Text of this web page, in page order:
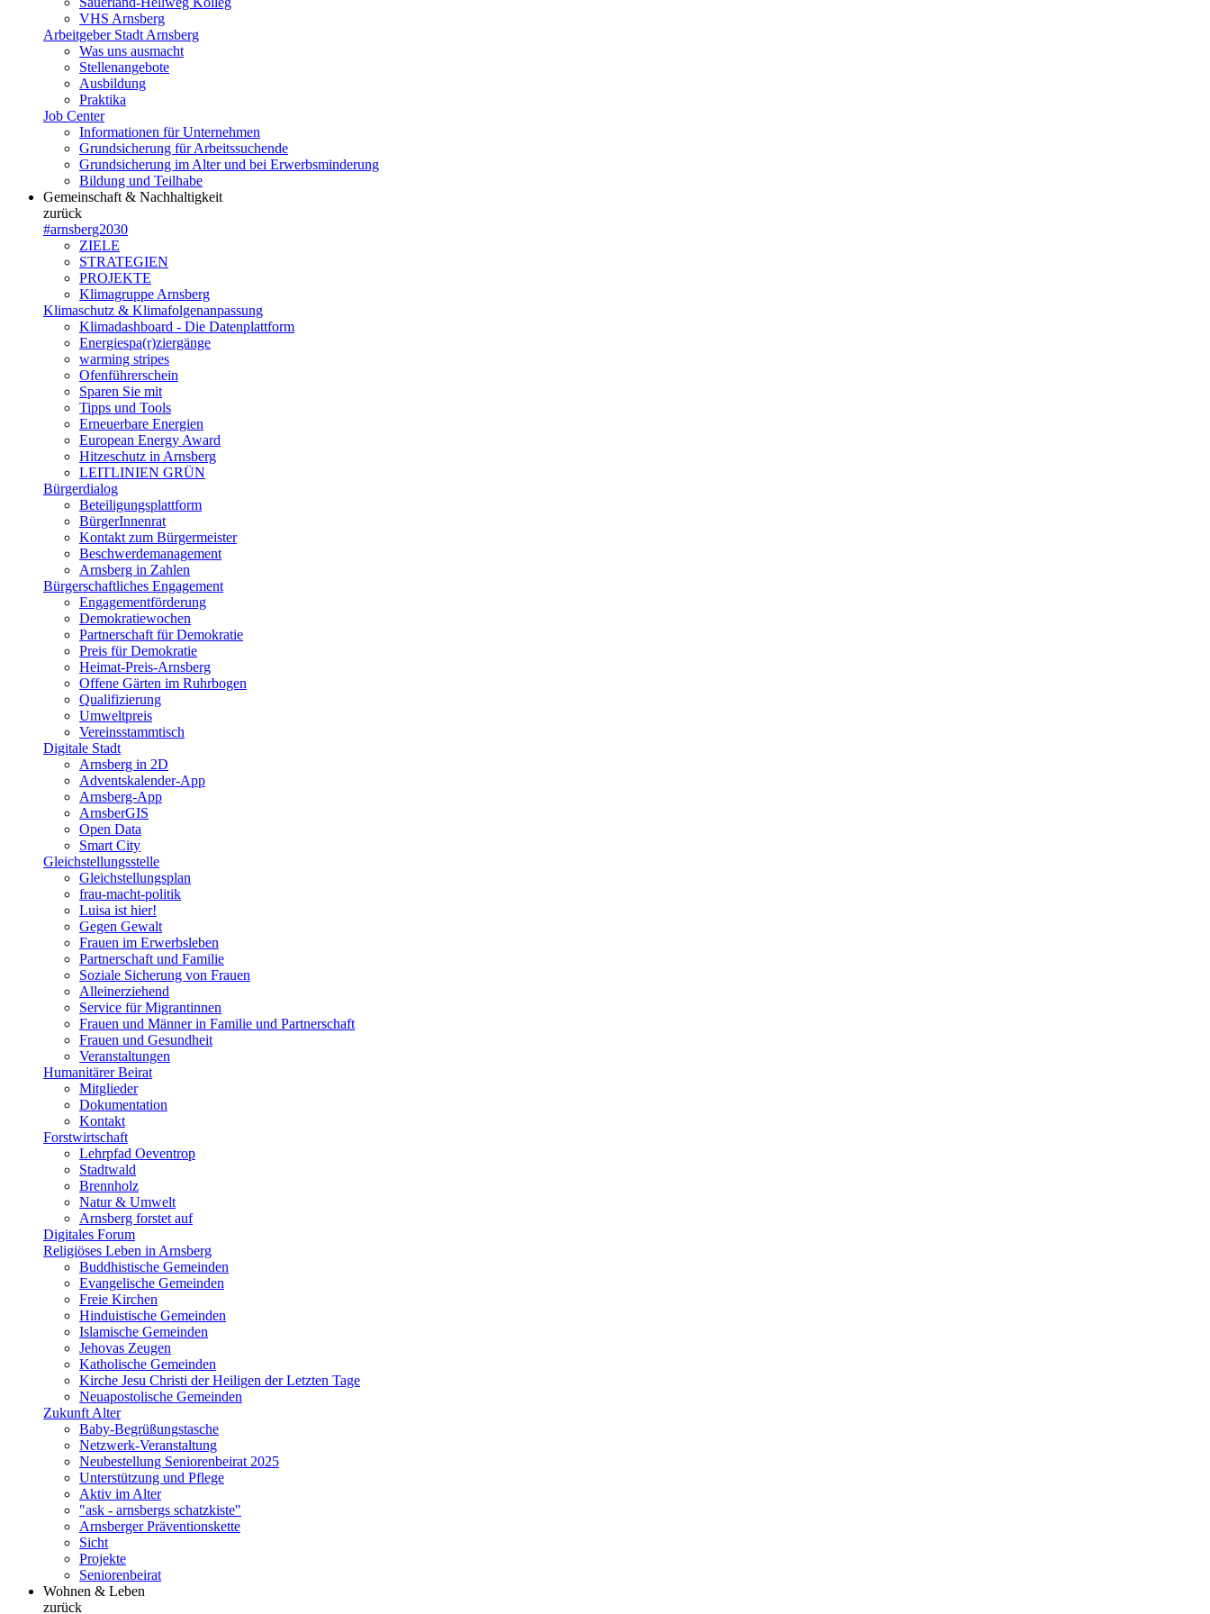
VHS Arnsberg
Arbeitgeber Stadt Arnsberg
Was uns ausmacht
Stellenangebote
Ausbildung
Praktika
Job Center
Informationen für Unternehmen
Grundsicherung für Arbeitssuchende
Grundsicherung im Alter und bei Erwerbsminderung
Bildung und Teilhabe
Gemeinschaft & Nachhaltigkeit
zurück
#arnsberg2030
ZIELE
STRATEGIEN
PROJEKTE
Klimagruppe Arnsberg
Klimaschutz & Klimafolgenanpassung
Klimadashboard - Die Datenplattform
Energiespa(r)ziergänge
warming stripes
Ofenführerschein
Sparen Sie mit
Tipps und Tools
Erneuerbare Energien
European Energy Award
Hitzeschutz in Arnsberg
LEITLINIEN GRÜN
Bürgerdialog
Beteiligungsplattform
BürgerInnenrat
Kontakt zum Bürgermeister
Beschwerdemanagement
Arnsberg in Zahlen
Bürgerschaftliches Engagement
Engagementförderung
Demokratiewochen
Partnerschaft für Demokratie
Preis für Demokratie
Heimat-Preis-Arnsberg
Offene Gärten im Ruhrbogen
Qualifizierung
Umweltpreis
Vereinsstammtisch
Digitale Stadt
Arnsberg in 2D
Adventskalender-App
Arnsberg-App
ArnsberGIS
Open Data
Smart City
Gleichstellungsstelle
Gleichstellungsplan
frau-macht-politik
Luisa ist hier!
Gegen Gewalt
Frauen im Erwerbsleben
Partnerschaft und Familie
Soziale Sicherung von Frauen
Alleinerziehend
Service für Migrantinnen
Frauen und Männer in Familie und Partnerschaft
Frauen und Gesundheit
Veranstaltungen
Humanitärer Beirat
Mitglieder
Dokumentation
Kontakt
Forstwirtschaft
Lehrpfad Oeventrop
Stadtwald
Brennholz
Natur & Umwelt
Arnsberg forstet auf
Digitales Forum
Religiöses Leben in Arnsberg
Buddhistische Gemeinden
Evangelische Gemeinden
Freie Kirchen
Hinduistische Gemeinden
Islamische Gemeinden
Jehovas Zeugen
Katholische Gemeinden
Kirche Jesu Christi der Heiligen der Letzten Tage
Neuapostolische Gemeinden
Zukunft Alter
Baby-Begrüßungstasche
Netzwerk-Veranstaltung
Neubestellung Seniorenbeirat 2025
Unterstützung und Pflege
Aktiv im Alter
"ask - arnsbergs schatzkiste"
Arnsberger Präventionskette
Sicht
Projekte
Seniorenbeirat
Wohnen & Leben
zurück